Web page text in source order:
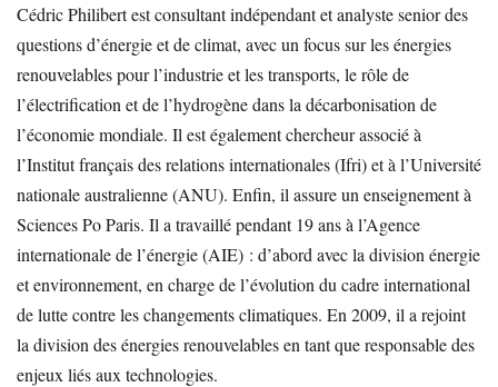
Cédric Philibert est consultant indépendant et analyste senior des
questions d’énergie et de climat, avec un focus sur les énergies
renouvelables pour l’industrie et les transports, le rôle de
l’électrification et de l’hydrogène dans la décarbonisation de
l’économie mondiale. Il est également chercheur associé à
l’Institut français des relations internationales (Ifri) et à l’Université
nationale australienne (ANU). Enfin, il assure un enseignement à
Sciences Po Paris. Il a travaillé pendant 19 ans à l’Agence
internationale de l’énergie (AIE) : d’abord avec la division énergie
et environnement, en charge de l’évolution du cadre international
de lutte contre les changements climatiques. En 2009, il a rejoint
la division des énergies renouvelables en tant que responsable des
enjeux liés aux technologies.